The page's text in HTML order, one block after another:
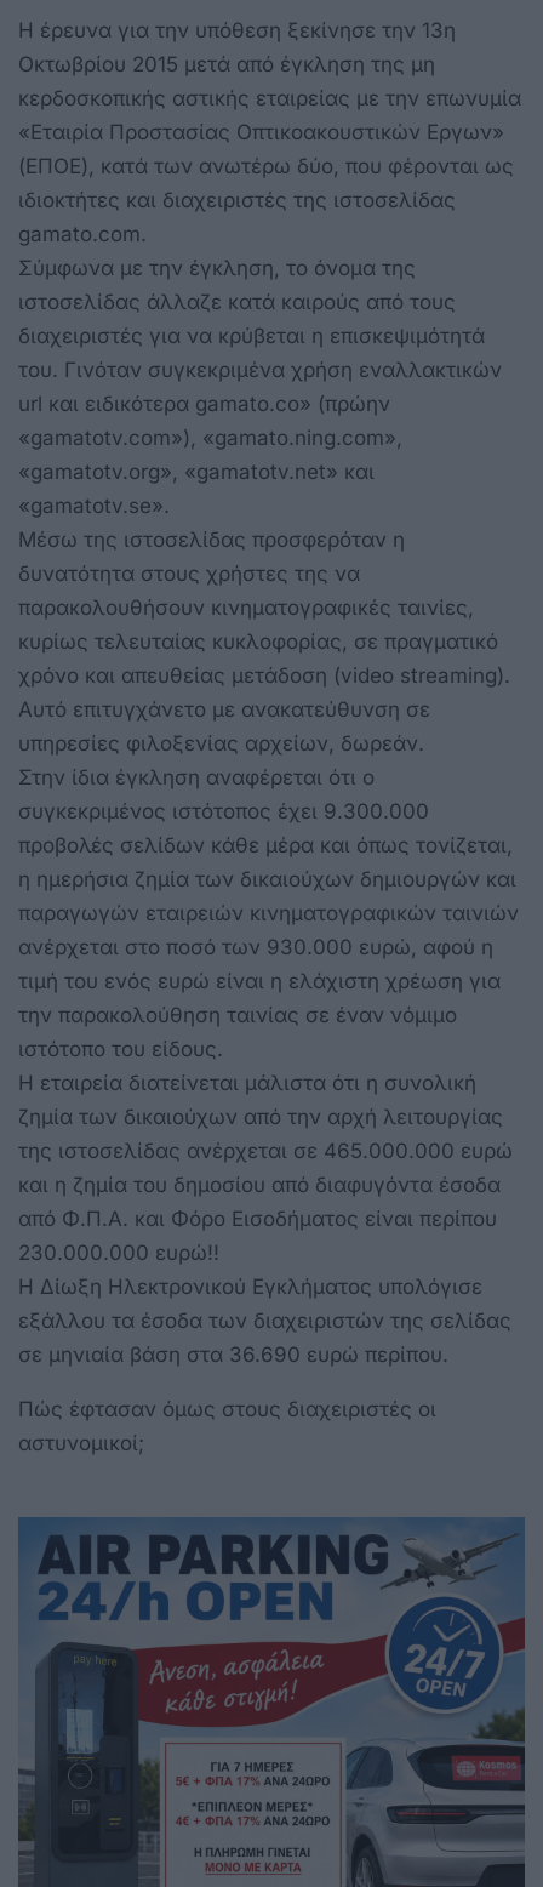
Η έρευνα για την υπόθεση ξεκίνησε την 13η
Οκτωβρίου 2015 μετά από έγκληση της μη
κερδοσκοπικής αστικής εταιρείας με την επωνυμία
«Εταιρία Προστασίας Οπτικοακουστικών Εργων»
(ΕΠΟΕ), κατά των ανωτέρω δύο, που φέρονται ως
ιδιοκτήτες και διαχειριστές της ιστοσελίδας
gamato.com.
Σύμφωνα με την έγκληση, το όνομα της
ιστοσελίδας άλλαζε κατά καιρούς από τους
διαχειριστές για να κρύβεται η επισκεψιμότητά
του. Γινόταν συγκεκριμένα χρήση εναλλακτικών
url και ειδικότερα gamato.co» (πρώην
«gamatotv.com»), «gamato.ning.com»,
«gamatotv.org», «gamatotv.net» και
«gamatotv.se».
Μέσω της ιστοσελίδας προσφερόταν η
δυνατότητα στους χρήστες της να
παρακολουθήσουν κινηματογραφικές ταινίες,
κυρίως τελευταίας κυκλοφορίας, σε πραγματικό
χρόνο και απευθείας μετάδοση (video streaming).
Αυτό επιτυγχάνετο με ανακατεύθυνση σε
υπηρεσίες φιλοξενίας αρχείων, δωρεάν.
Στην ίδια έγκληση αναφέρεται ότι ο
συγκεκριμένος ιστότοπος έχει 9.300.000
προβολές σελίδων κάθε μέρα και όπως τονίζεται,
η ημερήσια ζημία των δικαιούχων δημιουργών και
παραγωγών εταιρειών κινηματογραφικών ταινιών
ανέρχεται στο ποσό των 930.000 ευρώ, αφού η
τιμή του ενός ευρώ είναι η ελάχιστη χρέωση για
την παρακολούθηση ταινίας σε έναν νόμιμο
ιστότοπο του είδους.
Η εταιρεία διατείνεται μάλιστα ότι η συνολική
ζημία των δικαιούχων από την αρχή λειτουργίας
της ιστοσελίδας ανέρχεται σε 465.000.000 ευρώ
και η ζημία του δημοσίου από διαφυγόντα έσοδα
από Φ.Π.Α. και Φόρο Εισοδήματος είναι περίπου
230.000.000 ευρώ!!
Η Δίωξη Ηλεκτρονικού Εγκλήματος υπολόγισε
εξάλλου τα έσοδα των διαχειριστών της σελίδας
σε μηνιαία βάση στα 36.690 ευρώ περίπου.
Πώς έφτασαν όμως στους διαχειριστές οι
αστυνομικοί;